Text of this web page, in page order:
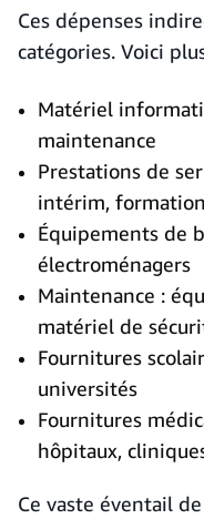
Ces dépenses
catégories. Voici
Matériel
maintenance
Prestations de
intérim,
Équipements de
électroménagers
Maintenance :
matériel de
Fournitures
universités
Fournitures
hôpitaux,
Ce vaste éventail